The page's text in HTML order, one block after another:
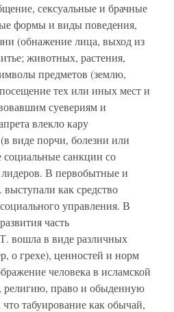
сексуальные и брачные
формы и виды поведения,
(обнажение лица, выход из
животных, растения,
предметов (землю,
тех или иных мест и
суевериям и
влекло кару
виде порчи, болезни или
социальные санкции со
В первобытные и
как средство
управления. В
часть
вошла в виде различных
о грехе), ценностей и норм
человека в исламской
религию, право и обыденную
табуирование как обычай,